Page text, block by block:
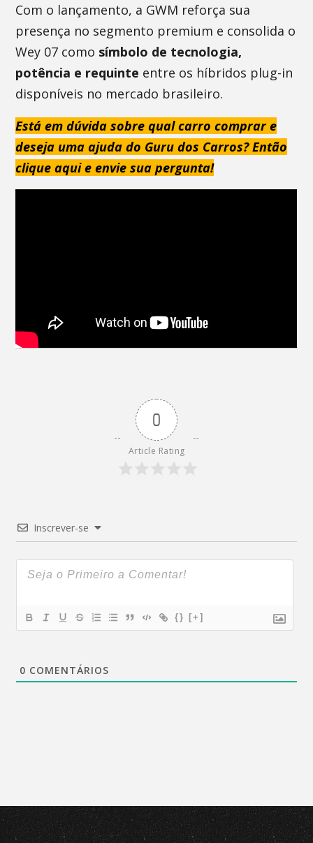
Com o lançamento, a GWM reforça sua
presença no segmento premium e consolida o
Wey 07 como símbolo de tecnologia,
potência e requinte entre os híbridos plug-in
disponíveis no mercado brasileiro.
Está em dúvida sobre qual carro comprar e
deseja uma ajuda do Guru dos Carros? Então
clique aqui e envie sua pergunta!
0
Article Rating
Inscrever-se
{} [+]
0 COMENTÁRIOS